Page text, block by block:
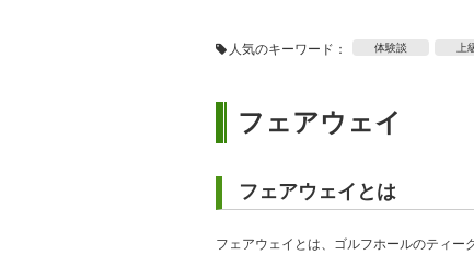
人気のキーワード： 体験談 上
フェアウェイ
フェアウェイとは
フェアウェイとは、ゴルフホールのティー